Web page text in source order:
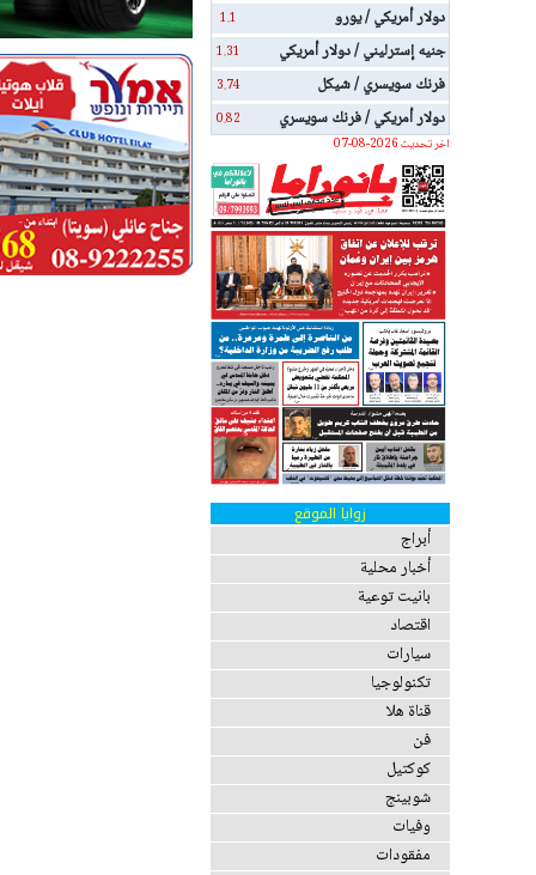
دولار أمريكي / يورو 1.1
جنيه إسترليني / دولار أمريكي 1.31
فرنك سويسري / شيكل 3.74
دولار أمريكي / فرنك سويسري
0.82
اخر تحديث 2026-08-07
زوايا الموقع
أبراج
أخبار محلية
بانيت توعية
اقتصاد
سيارات
تكنولوجيا
قناة هلا
فن
كوكتيل
شوبينج
وفيات
مفقودات